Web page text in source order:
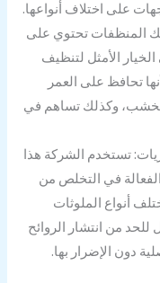
على اختلاف أنواعها.
المنظفات تحتوي على
الأمثل لتنظيف
تحافظ على العمر
وكذلك تساهم في
تستخدم الشركة هذا
في التخلص من
أنواع الملوثات
للحد من انتشار الروائح
دون الإضرار بها.